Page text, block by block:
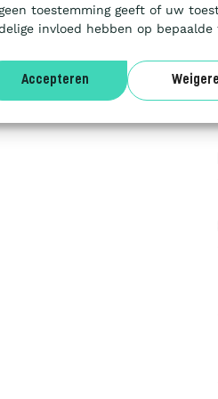
toestemming geeft of uw
invloed hebben op
Accepteren
meer informatie op de
beschikbaar voor
een